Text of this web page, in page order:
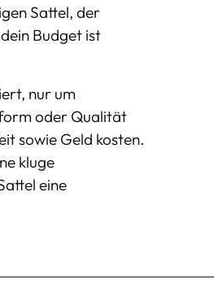
Sattel, der
Budget ist
nur um
oder Qualität
sowie Geld kosten.
kluge
eine